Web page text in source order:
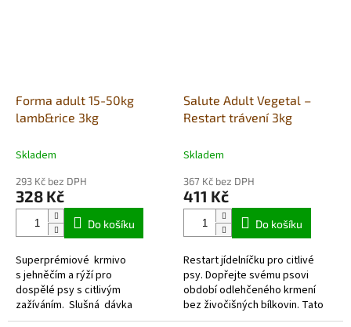
Forma adult 15-50kg
lamb&rice 3kg
Skladem
293 Kč bez DPH
328 Kč
Do košíku
Superprémiové krmivo
s jehněčím a rýží pro
dospělé psy s citlivým
zažíváním. Slušná dávka
jehněčího a lehce stravitelná
Salute Adult Vegetal –
Restart trávení 3kg
Skladem
367 Kč bez DPH
411 Kč
Do košíku
Restart jídelníčku pro citlivé
psy. Dopřejte svému psovi
období odlehčeného krmení
bez živočišných bílkovin. Tato
jedinečná rostlinná receptura